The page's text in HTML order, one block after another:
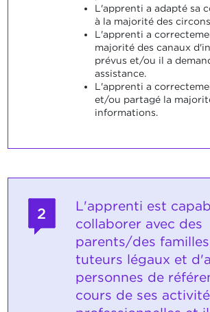
L'apprenti a adapté sa
à la majorité des
L'apprenti a
majorité des canaux
prévus et/ou il a
assistance.
L'apprenti a
et/ou partagé la
informations.
2
L'apprenti est
collaborer avec des
parents/des
tuteurs légaux et
personnes de
cours de ses